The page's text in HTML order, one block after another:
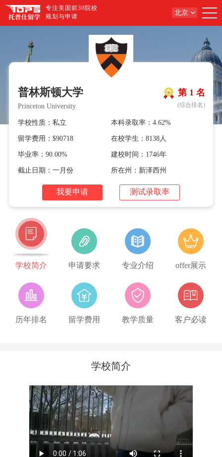
专注美国前30院校
规划与申请
北京
普林斯顿大学
Princeton University
学校性质：私立 本科录取率：4.62%
留学费用：$90718 在校学生：8138人
毕业率：90.00% 建校时间：1746年
截止日期：一月份 所在州：新泽西州
我要申请 测试录取率
第 1 名
(综合排名)
学校简介 申请要求 专业介绍 offer展示
历年排名 留学费用 教学质量 客户必读
学校简介